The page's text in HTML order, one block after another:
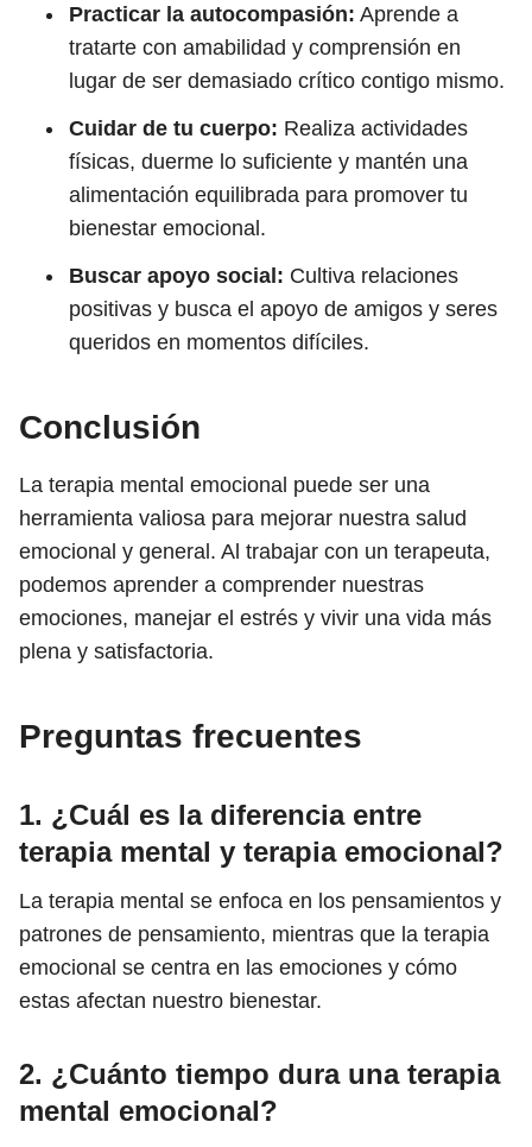
Practicar la autocompasión: Aprende a
tratarte con amabilidad y comprensión en
lugar de ser demasiado crítico contigo mismo.
Cuidar de tu cuerpo: Realiza actividades
físicas, duerme lo suficiente y mantén una
alimentación equilibrada para promover tu
bienestar emocional.
Buscar apoyo social: Cultiva relaciones
positivas y busca el apoyo de amigos y seres
queridos en momentos difíciles.
Conclusión
La terapia mental emocional puede ser una
herramienta valiosa para mejorar nuestra salud
emocional y general. Al trabajar con un terapeuta,
podemos aprender a comprender nuestras
emociones, manejar el estrés y vivir una vida más
plena y satisfactoria.
Preguntas frecuentes
1. ¿Cuál es la diferencia entre
terapia mental y terapia emocional?
La terapia mental se enfoca en los pensamientos y
patrones de pensamiento, mientras que la terapia
emocional se centra en las emociones y cómo
estas afectan nuestro bienestar.
2. ¿Cuánto tiempo dura una terapia
mental emocional?